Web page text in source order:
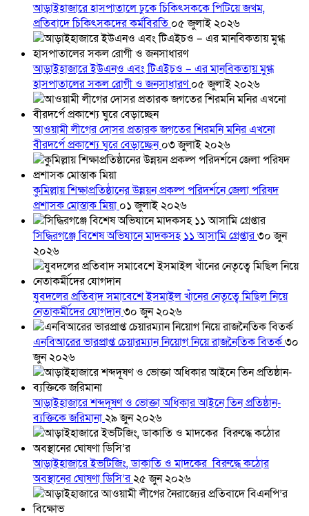
আড়াইহাজারে হাসপাতালে ঢুকে চিকিৎসককে পিটিয়ে জখম,
প্রতিবাদে চিকিৎসকদের কর্মবিরতি ০৫ জুলাই ২০২৬
আড়াইহাজারে ইউএনও এবং টিএইচও – এর মানবিকতায় মুগ্ধ
হাসপাতালের সকল রোগী ও জনসাধারণ০৫ জুলাই ২০২৬
আওয়ামী লীগের দোসর প্রতারক জগতের শিরমনি মনির এখনো
বীরদর্পে প্রকাশ্যে ঘুরে বেড়াচ্ছেন০৩ জুলাই ২০২৬
কুমিল্লায় শিক্ষাপ্রতিষ্ঠানের উন্নয়ন প্রকল্প পরিদর্শনে জেলা পরিষদ
প্রশাসক মোস্তাক মিয়া ০১ জুলাই ২০২৬
সিদ্ধিরগঞ্জে বিশেষ অভিযানে মাদকসহ ১১ আসামি গ্রেপ্তার৩০ জুন
২০২৬
যুবদলের প্রতিবাদ সমাবেশে ইসমাইল খাঁনের নেতৃত্বে মিছিল নিয়ে
নেতাকর্মীদের যোগদান৩০ জুন ২০২৬
এনবিআরের ভারপ্রাপ্ত চেয়ারম্যান নিয়োগ নিয়ে রাজনৈতিক বিতর্ক৩০
জুন ২০২৬
আড়াইহাজারে শব্দদূষণ ও ভোক্তা অধিকার আইনে তিন প্রতিষ্ঠান-
ব্যক্তিকে জরিমানা২৯ জুন ২০২৬
আড়াইহাজারে ইভটিজিং, ডাকাতি ও মাদকের বিরুদ্ধে কঠোর
অবস্থানের ঘোষণা ডিসি’র২৫ জুন ২০২৬